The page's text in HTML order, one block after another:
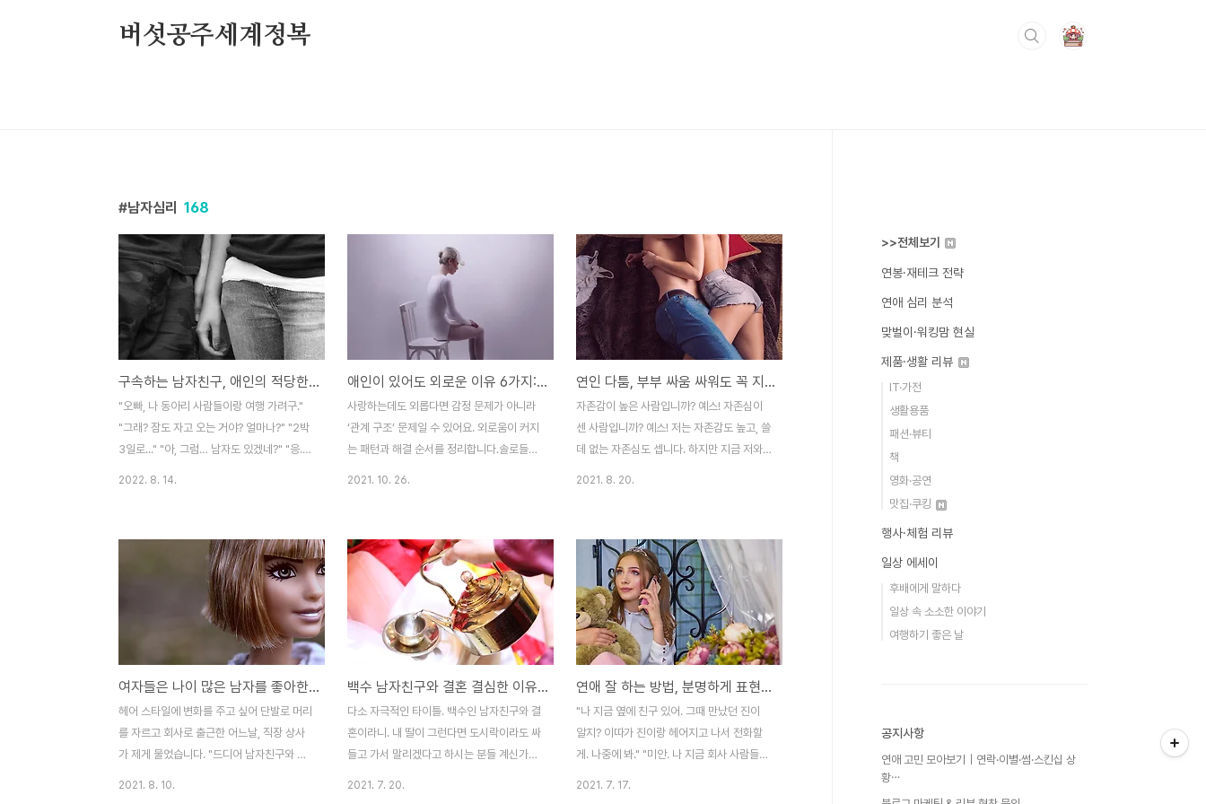
버섯공주세계정복
남자심리 168
구속하는 남자친구, 애인의 적당한 구속이 연애에 좋은 이유
"오빠, 나 동아리 사람들이랑 여행 가려구."
"그래? 잠도 자고 오는 거야? 얼마나?" "2박
3일로..." "아, 그럼… 남자도 있겠네?" "응.
그의 여자친구도 즐거운 마음으로 여행을 다
녀오는 듯 하더니 분위기가 영 심상치 않습니
다. "이해가 안돼. 다녀와도 되냐고 묻고선,
다녀오라고 했더니 뭐가 문제인 거야?" "음,
너 속마음은 뭐야? 정말 단번에 'OK'할 정도
로 아무렇지 않은 거야?" "여친이 여행 가고
싶다고 하니까, 간다고 하니까 보낸 거지. 별
거 있어?" "한번에? 흔쾌히? OK? 정말 그럴
수 있는 거야?..
2022. 8. 14.
애인이 있어도 외로운 이유 6가지: 관계가 망가지기 전 신호
사랑하는데도 외롭다면 감정 문제가 아니라
‘관계 구조’ 문제일 수 있어요. 외로움이 커지
는 패턴과 해결 순서를 정리합니다.솔로들은
작 당사자는 심각하게 자신의 외로움을 고백
합니다. 저 또한 연애를 하면서도 외로움을
느낀 적이 있기에 그 마음을 잘 이해합니다.
태어나서 평생 함께 한 가족과 지내면서도 외
로움을 느끼는 경우가 있는데, 하물며 연인이
라고 외로움에서 예외일 수는 없겠죠. 연애
초기와 다른 애인, 이 모든 외로움은 애인탓?
"어디야?""아, 나 지금 바빠. 끊어." "우리 오
늘은 뭐할까?""뭐 할 게 있어? ..
2021. 10. 26.
연인 다툼, 부부 싸움 싸워도 꼭 지켜야 하는 것 3가지
자존감이 높은 사람입니까? 예스! 자존심이
센 사람입니까? 예스! 저는 자존감도 높고, 쓸
데 없는 자존심도 셉니다. 하지만 지금 저와
그렇다기 보다는 환경적 요인이 큽니다. 어쩔
수 없는 외부 환경에 놓이다 보니 그 환경에
버티기 위해서는 좀 더 제 자신을 아끼고 사
랑해야겠다는 생각에 고의로 노력하고 또 노
력한 것 같습니다. 신랑은 분명, 자존감이 높
아도 될 만큼 제가 보기엔 꽤나 멋진 남자 입
니다. 제겐 부족한 여러 면을 갖추고 있어 충
분히 자존감이 높아도 될 것 같거든요. 제게
없는 명석한 머리와 유려한 말발, 외모나 내
면도 준수하..
2021. 8. 20.
여자들은 나이 많은 남자를 좋아한다 - 당신은 김용건이 아닙니다
헤어 스타일에 변화를 주고 싶어 단발로 머리
를 자르고 회사로 출근한 어느날, 직장 상사
가 제게 물었습니다. "드디어 남자친구와 헤
2021. 8. 10.
백수 남자친구와 결혼 결심한 이유, 연인 사이 결혼 확신 판단 방법
다소 자극적인 타이틀. 백수인 남자친구와 결
혼이라니. 내 딸이 그런다면 도시락이라도 싸
들고 가서 말리겠다고 하시는 분들 계신가
2021. 7. 20.
연애 잘 하는 방법, 분명하게 표현할수록 연애는 똑똑해진다
"나 지금 옆에 친구 있어. 그때 만났던 진이
알지? 이따가 진이랑 헤어지고 나서 전화할
게. 나중에 봐." "미안. 나 지금 회사 사람들이
2021. 7. 17.
>>전체보기
연봉·재테크 전략
연애 심리 분석
맞벌이·워킹맘 현실
제품·생활 리뷰
IT·가전
생활용품
패션·뷰티
책
영화·공연
맛집·쿠킹
행사·체험 리뷰
일상 에세이
후배에게 말하다
일상 속 소소한 이야기
여행하기 좋은 날
공지사항
연애 고민 모아보기｜연락·이별·썸·스킨십 상
황⋯